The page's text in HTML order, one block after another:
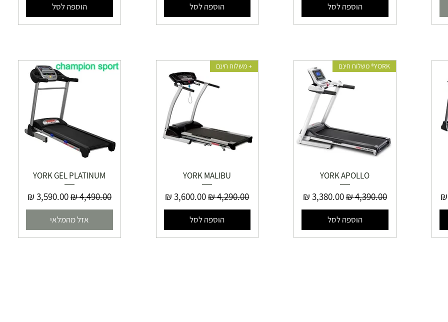
הוספה לסל הוספה לסל הוספה לסל
YORK® משלוח חינם
YORK APOLLO
מחיר רגיל‏4,390.00 ‏₪ מחיר מבצע‏3,380.00 ‏₪
הוספה לסל
+ משלוח חינם
YORK MALIBU
מחיר רגיל‏4,290.00 ‏₪ מחיר מבצע
הוספה לסל
YORK GEL PLATINUM
מחיר רגיל‏4,490.00 ‏₪ מחיר מבצע‏3,590.00 ‏₪
אזל מהמלאי